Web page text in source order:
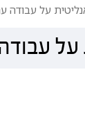
על עבודה
עבודה